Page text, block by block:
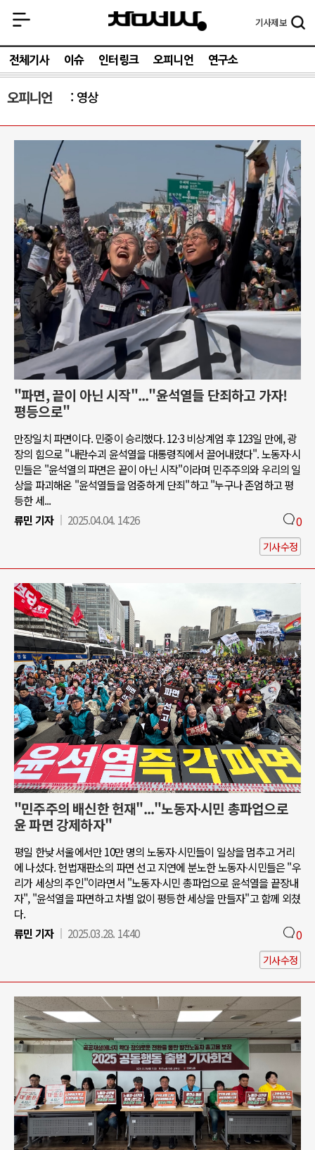
기사제보
전체기사 이슈 인터링크 오피니언 연구소
오피니언 영상
"파면, 끝이 아닌 시작"..."윤석열들 단죄하고 가자!
평등으로"
만장일치 파면이다. 민중이 승리했다. 12·3 비상계엄 후 123일 만에, 광
장의 힘으로 "내란수괴 윤석열을 대통령직에서 끌어내렸다". 노동자∙시
민들은 "윤석열의 파면은 끝이 아닌 시작"이라며 민주주의와 우리의 일
상을 파괴해온 "윤석열들을 엄중하게 단죄"하고 "누구나 존엄하고 평
등한 세...
류민 기자
2025.04.04. 14:26 0
기사수정
"민주주의 배신한 헌재"..."노동자∙시민 총파업으로
윤 파면 강제하자"
평일 한낮 서울에서만 10만 명의 노동자∙시민들이 일상을 멈추고 거리
에 나섰다. 헌법재판소의 파면 선고 지연에 분노한 노동자∙시민들은 "우
리가 세상의 주인"이라면서 "노동자∙시민 총파업으로 윤석열을 끝장내
자", "윤석열을 파면하고 차별 없이 평등한 세상을 만들자"고 함께 외쳤
다.
류민 기자
2025.03.28. 14:40 0
기사수정